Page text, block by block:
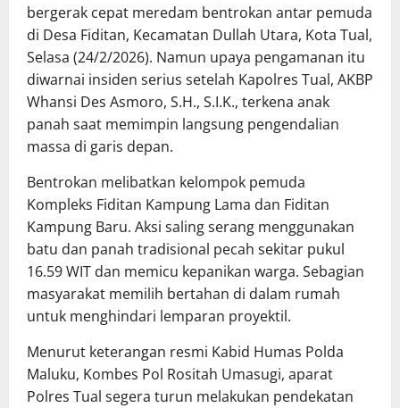
bergerak cepat meredam bentrokan antar pemuda
di Desa Fiditan, Kecamatan Dullah Utara, Kota Tual,
Selasa (24/2/2026). Namun upaya pengamanan itu
diwarnai insiden serius setelah Kapolres Tual, AKBP
Whansi Des Asmoro, S.H., S.I.K., terkena anak
panah saat memimpin langsung pengendalian
massa di garis depan.
Bentrokan melibatkan kelompok pemuda
Kompleks Fiditan Kampung Lama dan Fiditan
Kampung Baru. Aksi saling serang menggunakan
batu dan panah tradisional pecah sekitar pukul
16.59 WIT dan memicu kepanikan warga. Sebagian
masyarakat memilih bertahan di dalam rumah
untuk menghindari lemparan proyektil.
Menurut keterangan resmi Kabid Humas Polda
Maluku, Kombes Pol Rositah Umasugi, aparat
Polres Tual segera turun melakukan pendekatan